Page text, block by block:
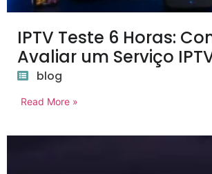
IPTV Teste 6 Horas:
Avaliar um Serviço
blog
Read More »